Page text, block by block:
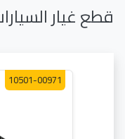
قطع غيار
10501-00971